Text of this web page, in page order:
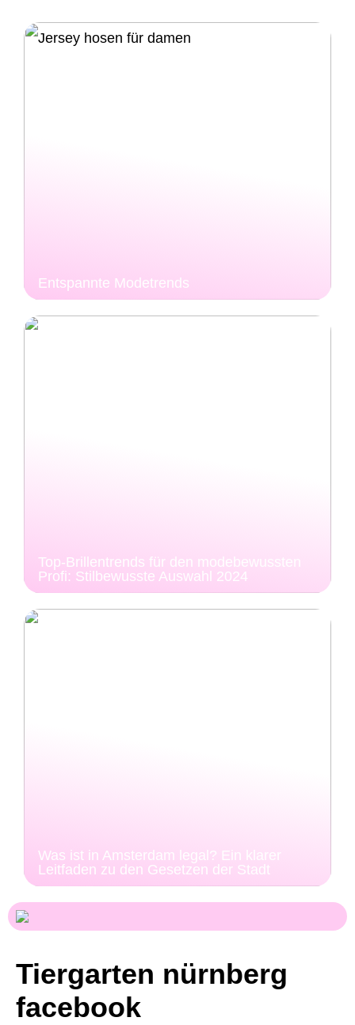
Entspannte Modetrends
Top-Brillentrends für den modebewussten
Profi: Stilbewusste Auswahl 2024
Was ist in Amsterdam legal? Ein klarer
Leitfaden zu den Gesetzen der Stadt
Tiergarten nürnberg
facebook